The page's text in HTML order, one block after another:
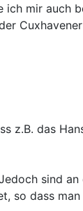
mir
z.B. das
sind
so dass